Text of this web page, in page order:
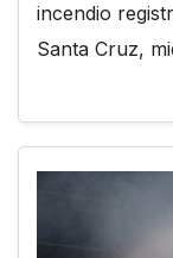
incendio
Santa Cruz,